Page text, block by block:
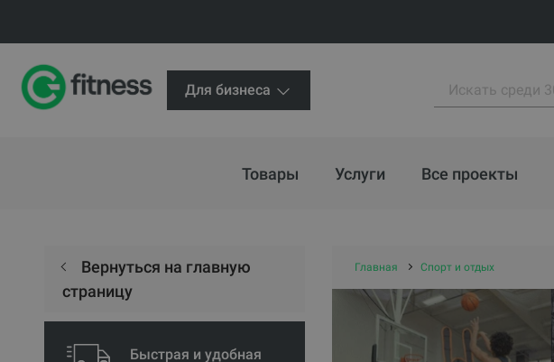
Для бизнеса
Товары Услуги Все проекты
Вернуться на главную
страницу
Быстрая и удобная
Главная Спорт и отдых